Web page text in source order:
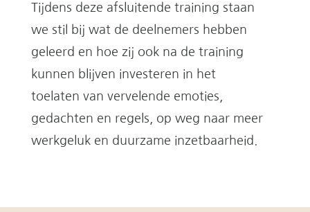
Tijdens deze afsluitende training staan
we stil bij wat de deelnemers hebben
geleerd en hoe zij ook na de training
kunnen blijven investeren in het
toelaten van vervelende emoties,
gedachten en regels, op weg naar meer
werkgeluk en duurzame inzetbaarheid.